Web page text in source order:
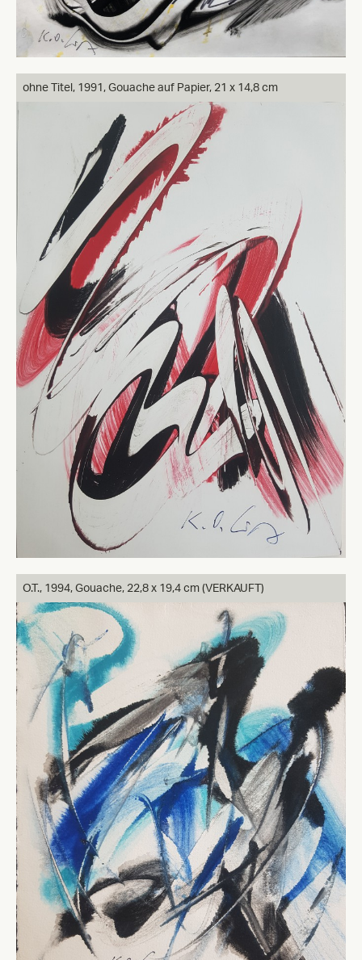
ohne Titel, 1991, Gouache auf Papier, 21 x 14,8 cm
O.T., 1994, Gouache, 22,8 x 19,4 cm (VERKAUFT)